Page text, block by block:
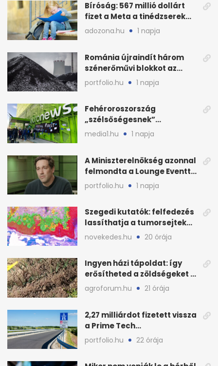
Bíróság: 567 millió dollárt
fizet a Meta a tinédzserek
védelmére
adozona.hu 1 napja
Románia újraindít három
szénerőművi blokkot az
áramellátás stabilizálására
portfolio.hu 1 napja
Fehéroroszország
„szélsőségesnek”
minősítette az Euronews
media1.hu 1 napja
A Miniszterelnökség azonnal
felmondta a Lounge Eventtel
kötött szerződést
portfolio.hu 1 napja
Szegedi kutatók: felfedezés
lassíthatja a tumorsejtek
terjedését
novekedes.hu 20 órája
Ingyen házi tápoldat: így
erősítheted a zöldségeket a
hőhullám után
agroforum.hu 21 órája
2,27 milliárdot fizetett vissza
a Prime Tech
Magántőkealap az
államnak
portfolio.hu 22 órája